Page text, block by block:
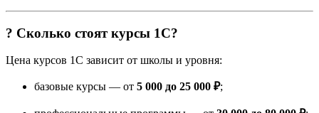
? Сколько стоят курсы 1С?
Цена курсов 1С зависит от школы и уровня:
базовые курсы — от 5 000 до 25 000 ₽;